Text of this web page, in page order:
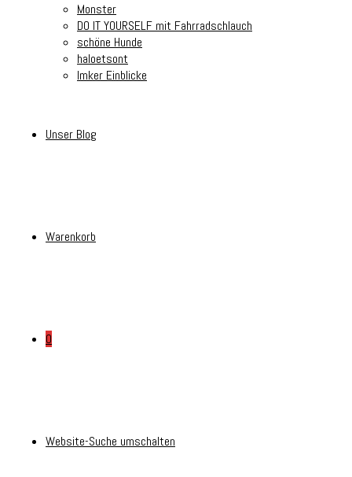
Monster
DO IT YOURSELF mit Fahrradschlauch
schöne Hunde
haloetsont
Imker Einblicke
Unser Blog
Warenkorb
0
Website-Suche umschalten